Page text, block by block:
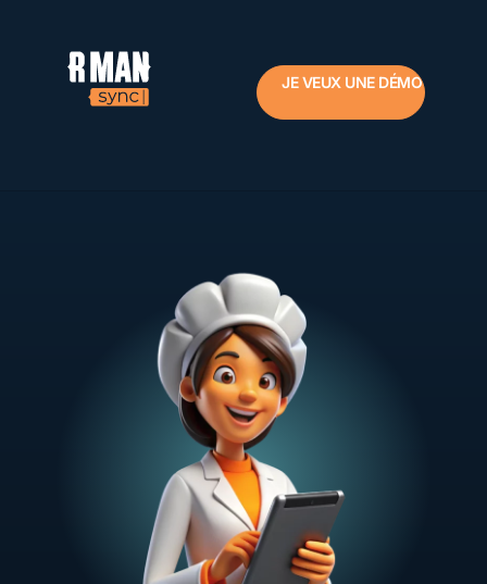
JE VEUX UNE DÉMO